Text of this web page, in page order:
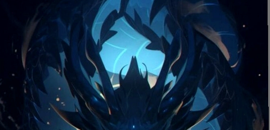
https://issiloo.edu.vn/avatar-rong-ngau